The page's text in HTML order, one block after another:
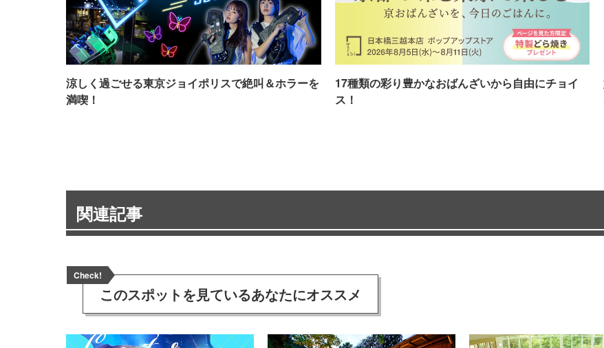
涼しく過ごせる東京ジョイポリスで絶叫＆ホラーを
満喫！
17種類の彩り豊かなおばんざいから自由にチョイ
ス！
関連記事
Check!
このスポットを見ているあなたにオススメ